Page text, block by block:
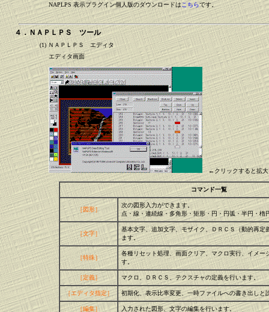
NAPLPS 表示プラグイン個人版のダウンロードは こちらです。
４．ＮＡＰＬＰＳ ツール
(1) ＮＡＰＬＰＳ エディタ
エディタ画面
←クリックすると拡大
コマンド一覧
［図形］
次の図形入力ができます。
点・線・連続線・多角形・矩形・円・円弧・半円・楕
［文字］
基本文字、追加文字、モザイク、ＤＲＣＳ（動的再定
ます。
［特殊］
各種リセット処理、画面クリア、マクロ実行、イメー
す。
［定義］ マクロ、ＤＲＣＳ、テクスチャの定義を行います。
［エディタ指定］ 初期化、表示比率変更、一時ファイルへの書き出しと
［編集］ 入力された図形、文字の編集を行います。